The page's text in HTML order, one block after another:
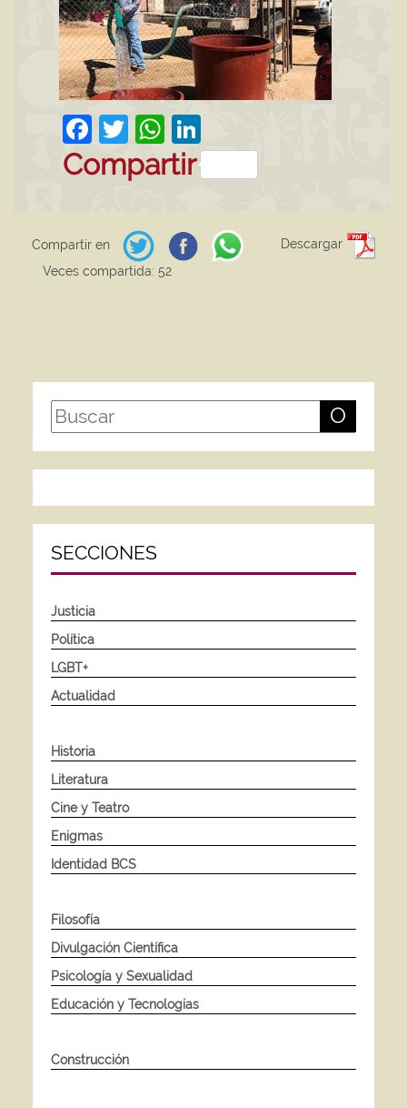
Facebook
TwitterWhatsApp
Compartir
Compartir en
Descargar
Veces compartida: 52
O
SECCIONES
Justicia
Política
LGBT+
Actualidad
Historia
Literatura
Cine y Teatro
Enigmas
Identidad BCS
Filosofía
Divulgación Científica
Psicología y Sexualidad
Educación y Tecnologías
Construcción